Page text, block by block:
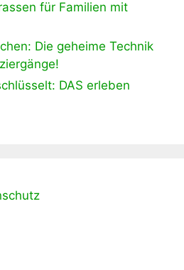
für Familien mit
Die geheime Technik
DAS erleben